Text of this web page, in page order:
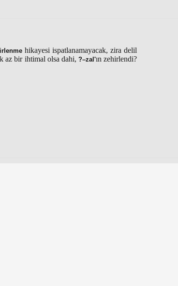
hikayesi ispatlanamayacak, zira delil
az bir ihtimal olsa dahi, ?–zal'ın zehirlendi?